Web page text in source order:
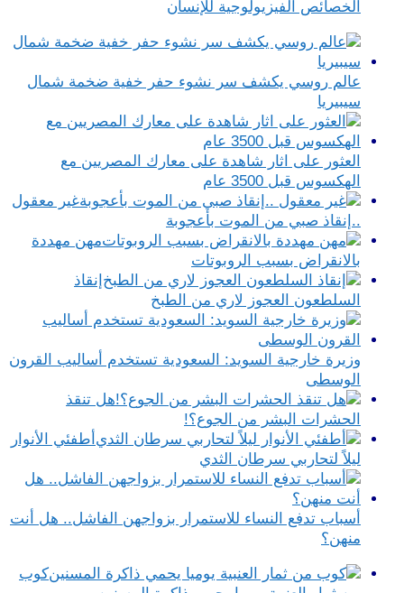
الخصائص الفيزيولوجية للإنسان
عالم روسي يكشف سر نشوء حفر خفية ضخمة شمال
سيبيريا
العثور على اثار شاهدة على معارك المصريين مع
الهكسوس قبل 3500 عام
غير معقول
..إنقاذ صبي من الموت بأعجوبة
مهن مهددة
بالانقراض بسبب الروبوتات
إنقاذ
السلطعون العجوز لاري من الطبخ
وزيرة خارجية السويد: السعودية تستخدم أساليب القرون
الوسطى
هل تنقذ
الحشرات البشر من الجوع؟!
أطفئي الأنوار
ليلاً لتحاربي سرطان الثدي
أسباب تدفع النساء للاستمرار بزواجهن الفاشل.. هل أنت
منهن؟
كوب